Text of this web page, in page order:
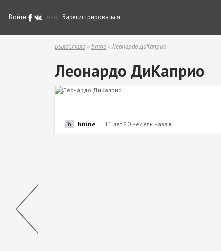
Войти или Зарегистрироваться
БылоСтало »bnine » Леонардо ДиКаприо
Леонардо ДиКаприо
bnine 15 лет 20 недель назад